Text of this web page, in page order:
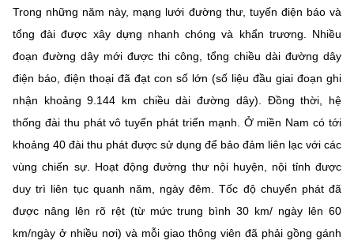
Trong những năm này, mạng lưới đường thư, tuyến điện báo và
tổng đài được xây dựng nhanh chóng và khẩn trương. Nhiều
đoạn đường dây mới được thi công, tổng chiều dài đường dây
điện báo, điện thoại đã đạt con số lớn (số liệu đầu giai đoạn ghi
nhận khoảng 9.144 km chiều dài đường dây). Đồng thời, hệ
thống đài thu phát vô tuyến phát triển mạnh. Ở miền Nam có tới
khoảng 40 đài thu phát được sử dụng để bảo đảm liên lạc với các
vùng chiến sự. Hoạt động đường thư nội huyện, nội tỉnh được
duy trì liên tục quanh năm, ngày đêm. Tốc độ chuyển phát đã
được nâng lên rõ rệt (từ mức trung bình 30 km/ ngày lên 60
km/ngày ở nhiều nơi) và mỗi giao thông viên đã phải gồng gánh